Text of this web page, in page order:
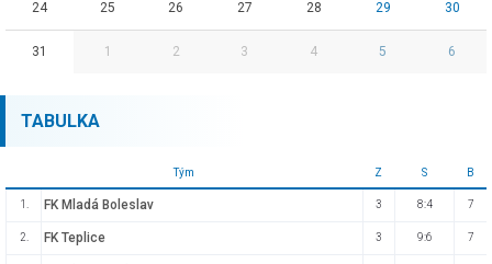
24 25 26 27 28 29 30
31 1 2 3 4 5 6
TABULKA
Tým Z S B
1. FK Mladá Boleslav 3 8:4 7
2. FK Teplice 3 9:6 7